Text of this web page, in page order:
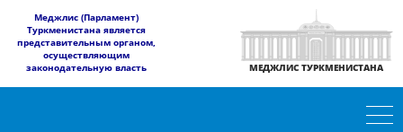
​Меджлис (Парламент)
Туркменистана является
представительным органом,
осуществляющим
законодательную власть
МЕДЖЛИС ТУРКМЕНИСТАНА